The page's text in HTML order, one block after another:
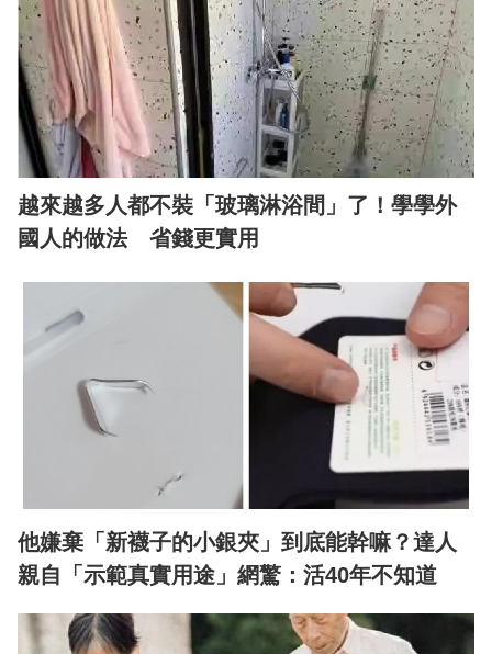
越來越多人都不裝「玻璃淋浴間」了！學學外
國人的做法 省錢更實用
他嫌棄「新襪子的小銀夾」到底能幹嘛？達人
親自「示範真實用途」網驚：活40年不知道